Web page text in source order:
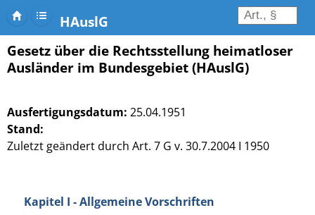
HAuslG
Gesetz über die Rechtsstellung heimatloser
Ausländer im Bundesgebiet (HAuslG)
Ausfertigungsdatum: 25.04.1951
Stand:
Zuletzt geändert durch Art. 7 G v. 30.7.2004 I 1950
Kapitel I - Allgemeine Vorschriften